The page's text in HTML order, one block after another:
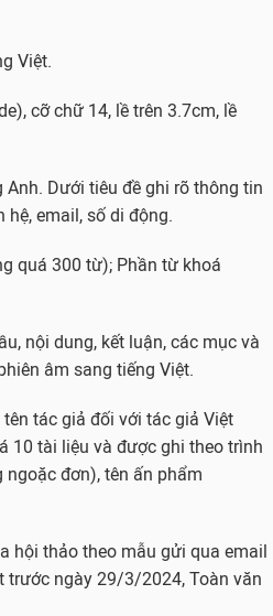
Việt.
cỡ chữ 14, lề trên 3.7cm, lề
Dưới tiêu đề ghi rõ thông tin
hệ, email, số di động.
quá 300 từ); Phần từ khoá
nội dung, kết luận, các mục và
âm sang tiếng Việt.
tác giả đối với tác giả Việt
10 tài liệu và được ghi theo trình
đơn), tên ấn phẩm
hội thảo theo mẫu gửi qua email
trước ngày 29/3/2024, Toàn văn